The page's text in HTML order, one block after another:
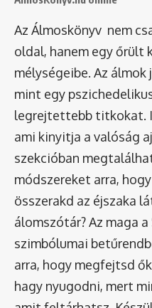
Az Álmoskönyv nem
oldal, hanem egy
mélységeibe. Az
mint egy
legrejtettebb titkokat.
ami kinyitja a valóság
szekcióban
módszereket arra,
összerakd az éjszaka
álomszótár? Az maga
szimbólumai
arra, hogy megfejtsd
hagy nyugodni, mert